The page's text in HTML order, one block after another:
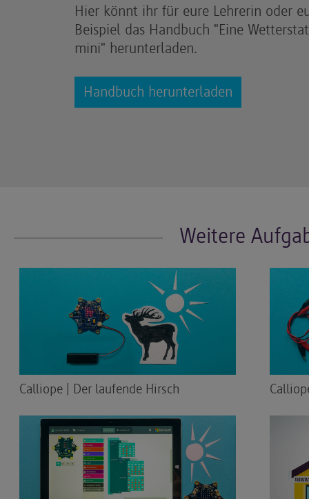
Hier könnt ihr für eure Lehrerin oder
Beispiel das Handbuch "Eine
mini" herunterladen.
Handbuch herunterladen
Weitere
Calliope | Der laufende Hirsch